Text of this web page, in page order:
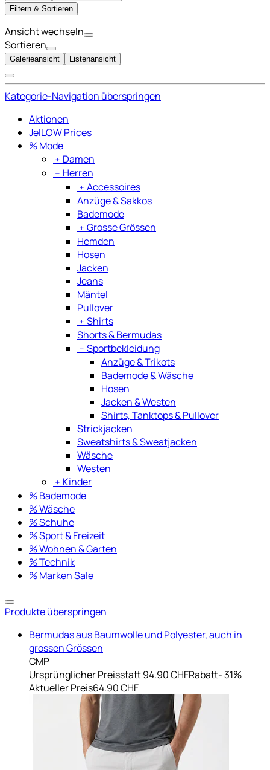
Filtern & Sortieren
Ansicht wechseln
Sortieren
Galerieansicht Listenansicht
Kategorie-Navigation überspringen
Aktionen
JelLOW Prices
% Mode
﹢ Damen
﹣ Herren
﹢ Accessoires
Anzüge & Sakkos
Bademode
﹢ Grosse Grössen
Hemden
Hosen
Jacken
Jeans
Mäntel
Pullover
﹢ Shirts
Shorts & Bermudas
﹣ Sportbekleidung
Anzüge & Trikots
Bademode & Wäsche
Hosen
Jacken & Westen
Shirts, Tanktops & Pullover
Strickjacken
Sweatshirts & Sweatjacken
Wäsche
Westen
﹢ Kinder
% Bademode
% Wäsche
% Schuhe
% Sport & Freizeit
% Wohnen & Garten
% Technik
% Marken Sale
Produkte überspringen
Bermudas aus Baumwolle und Polyester, auch in
grossen Grössen
CMP
Ursprünglicher Preisstatt 94.90 CHFRabatt- 31%
Aktueller Preis64.90 CHF